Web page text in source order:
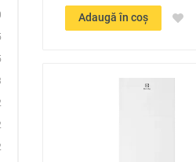
Adaugă în coș